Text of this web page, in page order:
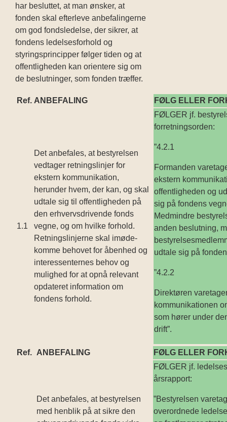
har besluttet, at man ønsker, at
fonden skal efterleve anbefalingerne
om god fondsledelse, der sikrer, at
fondens ledelsesforhold og
styringsprincipper følger tiden og at
offentligheden kan orientere sig om
de beslutninger, som fonden træffer.
Ref. ANBEFALING FØLG ELLER
1.1
Det anbefales, at bestyrelsen
vedtager retningslinjer for
ekstern kommunika­tion,
herunder hvem, der kan, og skal
udtale sig til offentligheden på
den erhvervsdrivende fonds
vegne, og om hvilke forhold.
Retningslinjerne skal imøde­
komme behovet for åbenhed og
interessenternes behov og
mulighed for at opnå relevant
opdateret information om
fondens forhold.
FØLGER jf.
forretningsorden:
”4.2.1
Formanden
ekstern
offentligheden og
sig på fondens
Medmindre
anden beslutning,
udtale sig på
”4.2.2
Direktøren
kommunikationen
som hører under
drift”.
Ref. ANBEFALING FØLG ELLER
Det anbefales, at bestyrelsen
med henblik på at sikre den
FØLGER jf.
årsrapport:
”Bestyrelsen
overordnede